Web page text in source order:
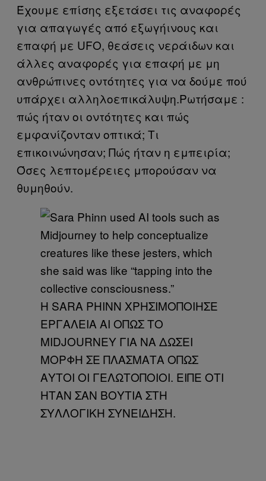
Έχουμε επίσης εξετάσει τις αναφορές
για απαγωγές από εξωγήινους και
επαφή με UFO, θεάσεις νεράιδων και
άλλες αναφορές για επαφή με μη
ανθρώπινες οντότητες για να δούμε πού
υπάρχει αλληλοεπικάλυψη.Ρωτήσαμε :
πώς ήταν οι οντότητες και πώς
εμφανίζονταν οπτικά; Τι
επικοινώνησαν; Πώς ήταν η εμπειρία;
Όσες λεπτομέρειες μπορούσαν να
θυμηθούν.
Η SARA PHINN ΧΡΗΣΙΜΟΠΟΙΗΣΕ
ΕΡΓΑΛΕΙΑ AI ΟΠΩΣ ΤΟ
MIDJOURNEY ΓΙΑ ΝΑ ΔΩΣΕΙ
ΜΟΡΦΗ ΣΕ ΠΛΑΣΜΑΤΑ ΟΠΩΣ
ΑΥΤΟΙ ΟΙ ΓΕΛΩΤΟΠΟΙΟΙ. ΕΙΠΕ ΟΤΙ
ΗΤΑΝ ΣΑΝ ΒΟΥΤΙΑ ΣΤΗ
ΣΥΛΛΟΓΙΚΗ ΣΥΝΕΙΔΗΣΗ.